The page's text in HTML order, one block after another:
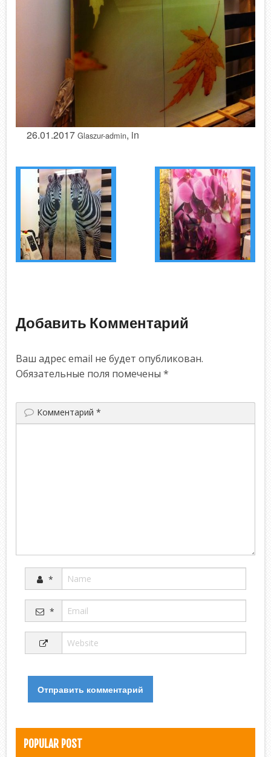
26.01.2017 Glaszur-admin, in
Добавить Комментарий
Ваш адрес email не будет опубликован.
Обязательные поля помечены*
Комментарий*
*
*
POPULAR POST